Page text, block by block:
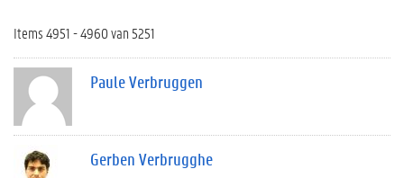
Items 4951 - 4960 van 5251
Paule Verbruggen
Gerben Verbrugghe